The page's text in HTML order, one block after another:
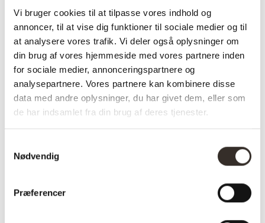
Vi bruger cookies til at tilpasse vores indhold og
annoncer, til at vise dig funktioner til sociale medier og til
at analysere vores trafik. Vi deler også oplysninger om
din brug af vores hjemmeside med vores partnere inden
for sociale medier, annonceringspartnere og
analysepartnere. Vores partnere kan kombinere disse
data med andre oplysninger, du har givet dem, eller som
de har indsamlet fra din brug af deres tjenester.
Nødvendig
Præferencer